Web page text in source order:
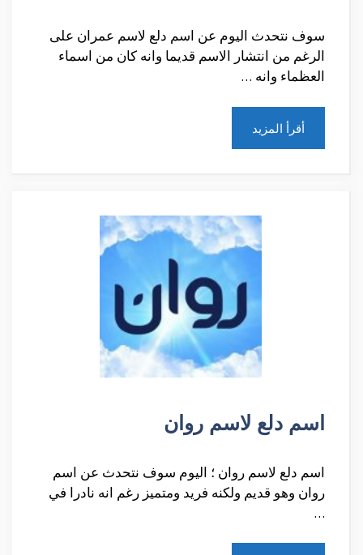
سوف نتحدث اليوم عن اسم دلع لاسم عمران على
الرغم من انتشار الاسم قديما وانه كان من اسماء
العظماء وانه …
أقرأ المزيد
اسم دلع لاسم روان
اسم دلع لاسم روان ؛ اليوم سوف نتحدث عن اسم
روان وهو قديم ولكنه فريد ومتميز رغم انه نادرا في
…